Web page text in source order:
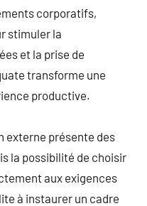
corporatifs,
stimuler la
et la prise de
transforme une
productive.
externe présente des
la possibilité de choisir
aux exigences
à instaurer un cadre